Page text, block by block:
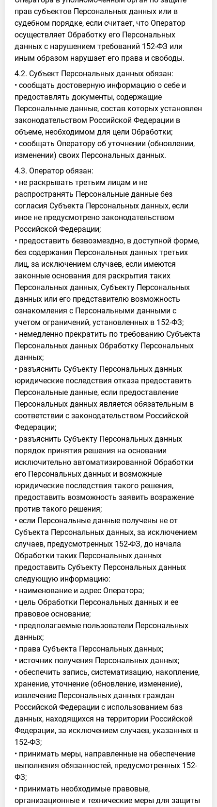
прав субъектов Персональных данных или в
судебном порядке, если считает, что Оператор
осуществляет Обработку его Персональных
данных с нарушением требований 152-ФЗ или
иным образом нарушает его права и свободы.
4.2. Субъект Персональных данных обязан:
• сообщать достоверную информацию о себе и
предоставлять документы, содержащие
Персональные данные, состав которых установлен
законодательством Российской Федерации в
объеме, необходимом для цели Обработки;
• сообщать Оператору об уточнении (обновлении,
изменении) своих Персональных данных.
4.3. Оператор обязан:
• не раскрывать третьим лицам и не
распространять Персональные данные без
согласия Субъекта Персональных данных, если
иное не предусмотрено законодательством
Российской Федерации;
• предоставить безвозмездно, в доступной форме,
без содержания Персональных данных третьих
лиц, за исключением случаев, если имеются
законные основания для раскрытия таких
Персональных данных, Субъекту Персональных
данных или его представителю возможность
ознакомления с Персональными данными с
учетом ограничений, установленных в 152-ФЗ;
• немедленно прекратить по требованию Субъекта
Персональных данных Обработку Персональных
данных;
• разъяснить Субъекту Персональных данных
юридические последствия отказа предоставить
Персональные данные, если предоставление
Персональных данных является обязательным в
соответствии с законодательством Российской
Федерации;
• разъяснить Субъекту Персональных данных
порядок принятия решения на основании
исключительно автоматизированной Обработки
его Персональных данных и возможные
юридические последствия такого решения,
предоставить возможность заявить возражение
против такого решения;
• если Персональные данные получены не от
Субъекта Персональных данных, за исключением
случаев, предусмотренных 152-ФЗ, до начала
Обработки таких Персональных данных
предоставить Субъекту Персональных данных
следующую информацию:
• наименование и адрес Оператора;
• цель Обработки Персональных данных и ее
правовое основание;
• предполагаемые пользователи Персональных
данных;
• права Субъекта Персональных данных;
• источник получения Персональных данных;
• обеспечить запись, систематизацию, накопление,
хранение, уточнение (обновление, изменение),
извлечение Персональных данных граждан
Российской Федерации с использованием баз
данных, находящихся на территории Российской
Федерации, за исключением случаев, указанных в
152-ФЗ;
• принимать меры, направленные на обеспечение
выполнения обязанностей, предусмотренных 152-
ФЗ;
• принимать необходимые правовые,
организационные и технические меры для защиты